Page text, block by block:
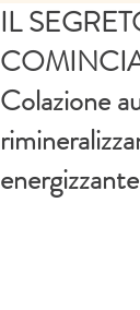
IL
Colazione